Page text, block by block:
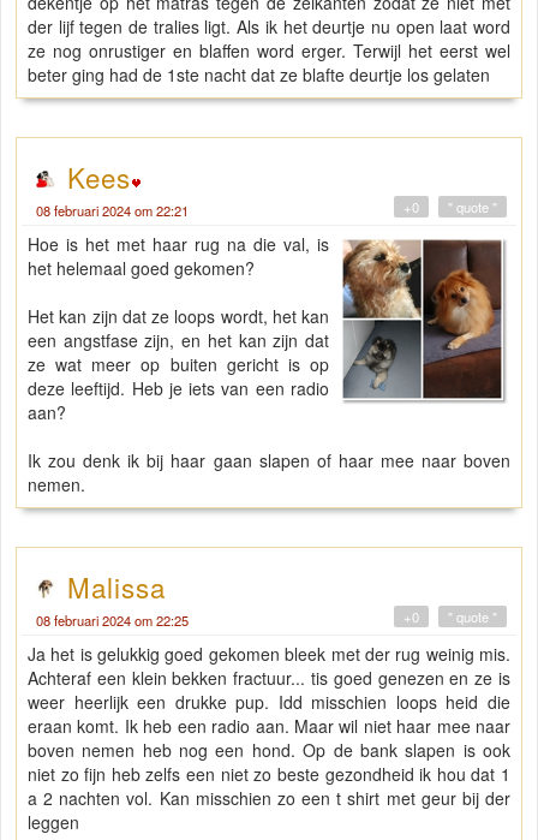
der lijf tegen de tralies ligt. Als ik het deurtje nu open laat word
ze nog onrustiger en blaffen word erger. Terwijl het eerst wel
beter ging had de 1ste nacht dat ze blafte deurtje los gelaten
Kees
08 februari 2024 om 22:21 " quote "
+0
Hoe is het met haar rug na die val, is
het helemaal goed gekomen?
Het kan zijn dat ze loops wordt, het kan
een angstfase zijn, en het kan zijn dat
ze wat meer op buiten gericht is op
deze leeftijd. Heb je iets van een radio
aan?
Ik zou denk ik bij haar gaan slapen of haar mee naar boven
nemen.
Malissa
08 februari 2024 om 22:25 " quote "
+0
Ja het is gelukkig goed gekomen bleek met der rug weinig mis.
Achteraf een klein bekken fractuur... tis goed genezen en ze is
weer heerlijk een drukke pup. Idd misschien loops heid die
eraan komt. Ik heb een radio aan. Maar wil niet haar mee naar
boven nemen heb nog een hond. Op de bank slapen is ook
niet zo fijn heb zelfs een niet zo beste gezondheid ik hou dat 1
a 2 nachten vol. Kan misschien zo een t shirt met geur bij der
leggen